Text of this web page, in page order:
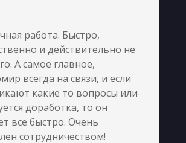
работа. Быстро,
и действительно не
А самое главное,
всегда на связи, и если
какие то вопросы или
доработка, то он
все быстро. Очень
сотрудничеством!